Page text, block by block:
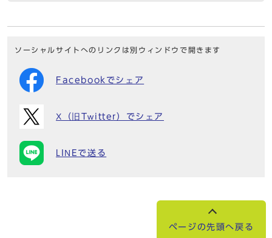
ソーシャルサイトへのリンクは別ウィンドウで開きます
Facebookでシェア
X（旧Twitter）でシェア
LINEで送る
ページの先頭へ戻る